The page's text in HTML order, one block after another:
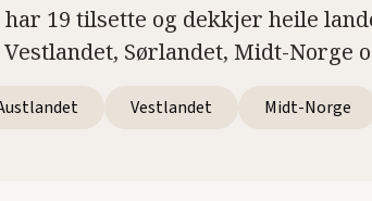
19 tilsette og dekkjer heile
Sørlandet, Midt-Norge
Vestlandet Midt-Norge